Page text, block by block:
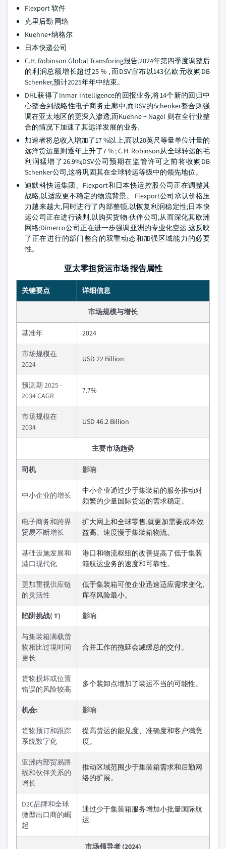
Flexport 软件
克里后勤 网络
Kuehne+纳格尔
日本快递公司
C.H. Robinson Global Transforing报告,2024年第四季度调整后
的利润总额增长超过25 % , 而DSV宣布以143亿欧元收购DB
Schenker,预计2025年年中结束。
DHL获得了Inmar Intelligence的回报业务,将14个新的回归中
心整合到战略性电子商务走廊中,而DSV的Schenker整合则强
调在亚太地区的更深入渗透,而Kuehne + Nagel 则在全行业整
合的情况下加速了其远洋发展的业务.
加速者将总收入增加了17 %以上,而以20英尺等量单位计量的
远洋货运量则逐年上升了7 % ; C.H. Robinson从全球转运的毛
利润猛增了26.9%;DSV公司预期在监管许可之前将收购DB
Schenker公司,这将巩固其在全球转运等级中的领先地位。
迪默科快运集团、Flexport和日本快运控股公司正在调整其
战略,以适应更不稳定的物流背景。 Flexport公司承认价格压
力越来越大,同时进行了内部整顿,以恢复利润稳定性;日本快
运公司正在进行谈判,以购买货物-伙伴公司,从而深化其欧洲
网络;Dimerco公司正在进一步强调亚洲的专业化空运,这反映
了正在进行的部门整合的双重动态和加强区域能力的必要
性。
亚太零担货运市场 报告属性
关键要点 详细信息
市场规模与增长
基准年 2024
市场规模在
2024
USD 22 Billion
预测期 2025 -
2034 CAGR
7.7%
市场规模在
2034
USD 46.2 Billion
主要市场趋势
司机 影响
中小企业的增长
中小企业通过少于集装箱的服务推动对
频繁的少量国际货运的需求稳定。
电子商务和跨界
贸易不断增长
扩大网上和全球零售,就更加需要成本效
益高、速度慢于集装箱物流。
基础设施发展和
港口现代化
港口和物流枢纽的改善提高了低于集装
箱航运业务的速度和可靠性。
更加重视供应链
的灵活性
低于集装箱可使企业迅速适应需求变化,
库存风险最小。
陷阱挑战( T) 影响
与集装箱满载货
物相比过境时间
更长
合并工作的拖延会减缓总的交付。
货物损坏或位置
错误的风险较高
多个装卸点增加了装运不当的可能性。
机会: 影响
货物预订和跟踪
系统数字化
提高货运的能见度、准确度和客户满意
度。
亚洲内部贸易路
线和伙伴关系的
增长
推动区域范围少于集装箱需求和后勤网
络的扩展。
D2C品牌和全球
微型出口商的崛
起
通过少于集装箱服务增加小批量国际航
运.
市场领导者 (2024)